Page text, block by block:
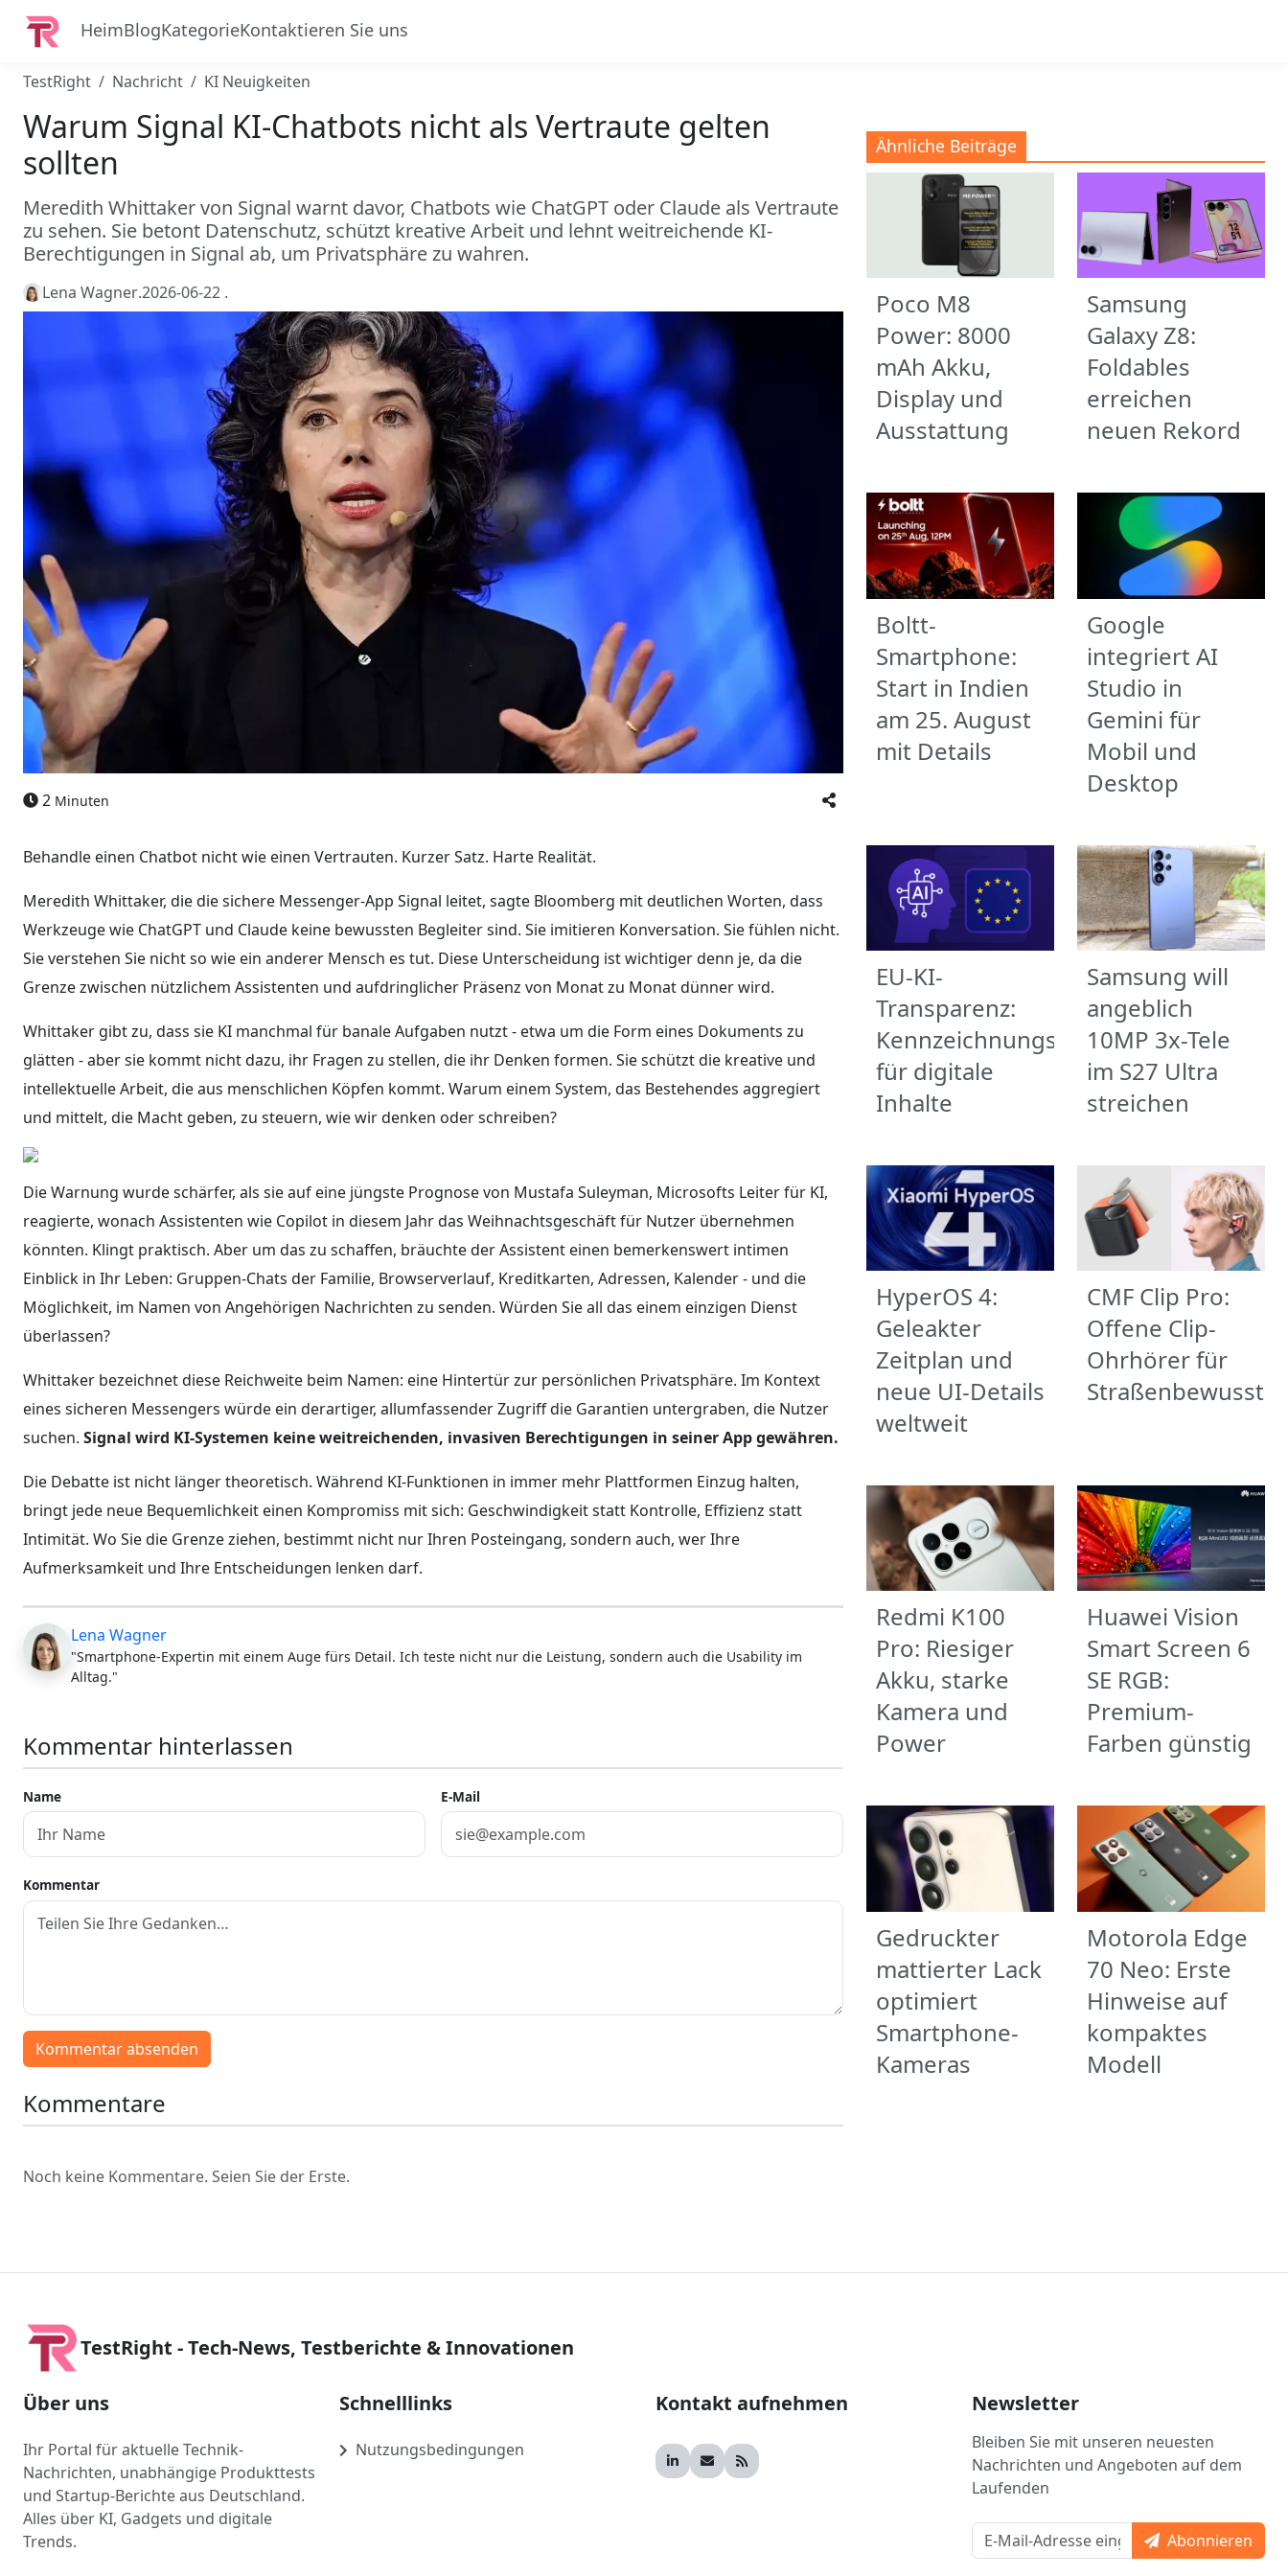
HeimBlogKategorieKontaktieren Sie uns
TestRight Nachricht KI Neuigkeiten
Warum Signal KI-Chatbots nicht als Vertraute gelten
sollten
Meredith Whittaker von Signal warnt davor, Chatbots wie ChatGPT oder Claude als Vertraute
zu sehen. Sie betont Datenschutz, schützt kreative Arbeit und lehnt weitreichende KI-
Berechtigungen in Signal ab, um Privatsphäre zu wahren.
Lena Wagner.2026-06-22 .
2 Minuten
Behandle einen Chatbot nicht wie einen Vertrauten. Kurzer Satz. Harte Realität.
Meredith Whittaker, die die sichere Messenger-App Signal leitet, sagte Bloomberg mit deutlichen Worten, dass
Werkzeuge wie ChatGPT und Claude keine bewussten Begleiter sind. Sie imitieren Konversation. Sie fühlen nicht.
Sie verstehen Sie nicht so wie ein anderer Mensch es tut. Diese Unterscheidung ist wichtiger denn je, da die
Grenze zwischen nützlichem Assistenten und aufdringlicher Präsenz von Monat zu Monat dünner wird.
Whittaker gibt zu, dass sie KI manchmal für banale Aufgaben nutzt - etwa um die Form eines Dokuments zu
glätten - aber sie kommt nicht dazu, ihr Fragen zu stellen, die ihr Denken formen. Sie schützt die kreative und
intellektuelle Arbeit, die aus menschlichen Köpfen kommt. Warum einem System, das Bestehendes aggregiert
und mittelt, die Macht geben, zu steuern, wie wir denken oder schreiben?
Die Warnung wurde schärfer, als sie auf eine jüngste Prognose von Mustafa Suleyman, Microsofts Leiter für KI,
reagierte, wonach Assistenten wie Copilot in diesem Jahr das Weihnachtsgeschäft für Nutzer übernehmen
könnten. Klingt praktisch. Aber um das zu schaffen, bräuchte der Assistent einen bemerkenswert intimen
Einblick in Ihr Leben: Gruppen-Chats der Familie, Browserverlauf, Kreditkarten, Adressen, Kalender - und die
Möglichkeit, im Namen von Angehörigen Nachrichten zu senden. Würden Sie all das einem einzigen Dienst
überlassen?
Whittaker bezeichnet diese Reichweite beim Namen: eine Hintertür zur persönlichen Privatsphäre. Im Kontext
eines sicheren Messengers würde ein derartiger, allumfassender Zugriff die Garantien untergraben, die Nutzer
suchen. Signal wird KI-Systemen keine weitreichenden, invasiven Berechtigungen in seiner App gewähren.
Die Debatte ist nicht länger theoretisch. Während KI-Funktionen in immer mehr Plattformen Einzug halten,
bringt jede neue Bequemlichkeit einen Kompromiss mit sich: Geschwindigkeit statt Kontrolle, Effizienz statt
Intimität. Wo Sie die Grenze ziehen, bestimmt nicht nur Ihren Posteingang, sondern auch, wer Ihre
Aufmerksamkeit und Ihre Entscheidungen lenken darf.
Lena Wagner
"Smartphone-Expertin mit einem Auge fürs Detail. Ich teste nicht nur die Leistung, sondern auch die Usability im
Alltag."
Kommentar hinterlassen
Name E-Mail
Kommentar
Kommentar absenden
Kommentare
Noch keine Kommentare. Seien Sie der Erste.
Ähnliche Beiträge
Poco M8
Power: 8000
mAh Akku,
Display und
Ausstattung
Samsung
Galaxy Z8:
Foldables
erreichen
neuen Rekord
Boltt-
Smartphone:
Start in Indien
am 25. August
mit Details
Google
integriert AI
Studio in
Gemini für
Mobil und
Desktop
EU-KI-
Transparenz:
Kennzeichnungspflicht
für digitale
Inhalte
Samsung will
angeblich
10MP 3x-Tele
im S27 Ultra
streichen
HyperOS 4:
Geleakter
Zeitplan und
neue UI-Details
weltweit
CMF Clip Pro:
Offene Clip-
Ohrhörer für
Redmi K100
Pro: Riesiger
Akku, starke
Kamera und
Power
Huawei Vision
Smart Screen 6
SE RGB:
Premium-
Farben günstig
Gedruckter
mattierter Lack
optimiert
Smartphone-
Kameras
Motorola Edge
70 Neo: Erste
Hinweise auf
kompaktes
Modell
TestRight - Tech-News, Testberichte & Innovationen
Über uns
Ihr Portal für aktuelle Technik-
Nachrichten, unabhängige Produkttests
und Startup-Berichte aus Deutschland.
Alles über KI, Gadgets und digitale
Trends.
Schnelllinks
Nutzungsbedingungen
Kontakt aufnehmen Newsletter
Bleiben Sie mit unseren neuesten
Nachrichten und Angeboten auf dem
Laufenden
Abonnieren